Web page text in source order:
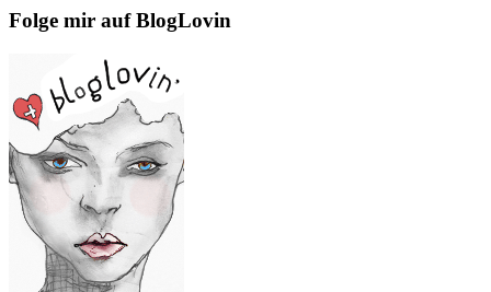
Folge mir auf BlogLovin